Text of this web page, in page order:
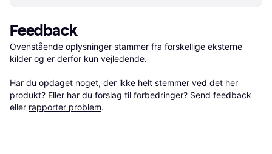
Feedback
Ovenstående oplysninger stammer fra forskellige eksterne
kilder og er derfor kun vejledende.
Har du opdaget noget, der ikke helt stemmer ved det her
produkt? Eller har du forslag til forbedringer? Send feedback
eller rapporter problem.